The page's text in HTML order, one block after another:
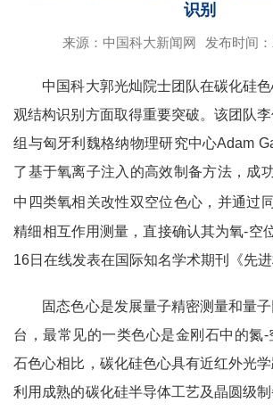
识别
来源：中国科大新闻网 发布时间
中国科大郭光灿院士团队在碳化硅色
观结构识别方面取得重要突破。该团队
组与匈牙利魏格纳物理研究中心Adam
了基于氧离子注入的高效制备方法，成
中四类氧相关改性双空位色心，并通过
精细相互作用测量，直接确认其为氧-空
16日在线发表在国际知名学术期刊《先进
固态色心是发展量子精密测量和量子
台，最常见的一类色心是金刚石中的氮-
石色心相比，碳化硅色心具有近红外光
利用成熟的碳化硅半导体工艺及晶圆级